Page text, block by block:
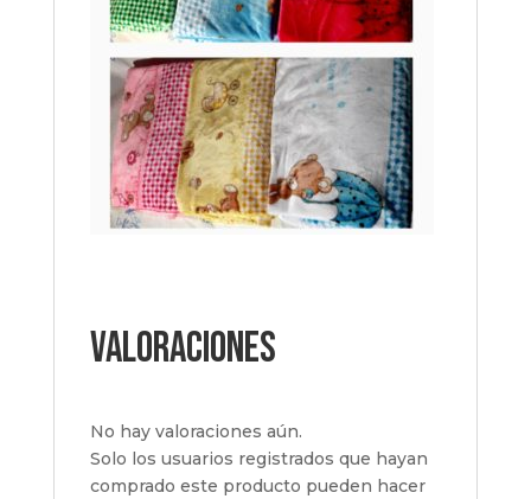
Valoraciones
No hay valoraciones aún.
Solo los usuarios registrados que hayan
comprado este producto pueden hacer